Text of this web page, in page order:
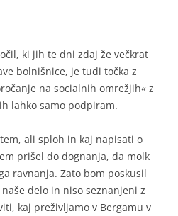
ki jih te dni zdaj že večkrat
bolnišnice, je tudi točka z
na socialnih omrežjih« z
lahko samo podpiram.
ali sploh in kaj napisati o
prišel do dognanja, da molk
ravnanja. Zato bom poskusil
delo in niso seznanjeni z
kaj preživljamo v Bergamu v